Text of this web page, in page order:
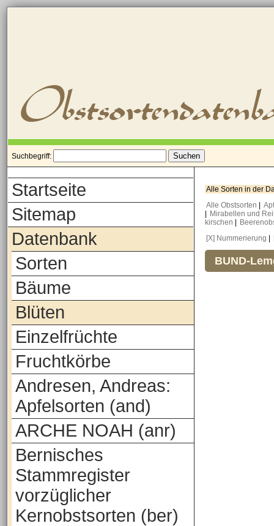
Suchbegriff:
Startseite
Sitemap
Datenbank
Sorten
Bäume
Blüten
Einzelfrüchte
Fruchtkörbe
Andresen, Andreas:
Apfelsorten (and)
ARCHE NOAH (anr)
Bernisches
Stammregister
vorzüglicher
Kernobstsorten (ber)
Alle Sorten in der
Alle Obstsorten
Mirabellen und
kirschen
[X] Nummerierung
BUND-